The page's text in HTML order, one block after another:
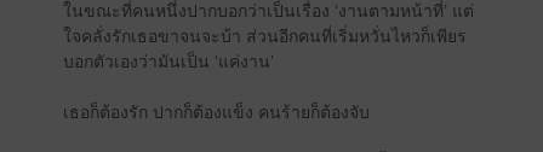
ในขณะที่คนหนึ่งปากบอกว่าเป็นเรื่อง ‘งานตามหน้าที่’ แต่
ใจคลั่งรักเธอขาจนจะบ้า ส่วนอีกคนที่เริ่มหวั่นไหวก็เพียร
บอกตัวเองว่ามันเป็น ‘แค่งาน’
เธอก็ต้องรัก ปากก็ต้องแข็ง คนร้ายก็ต้องจับ